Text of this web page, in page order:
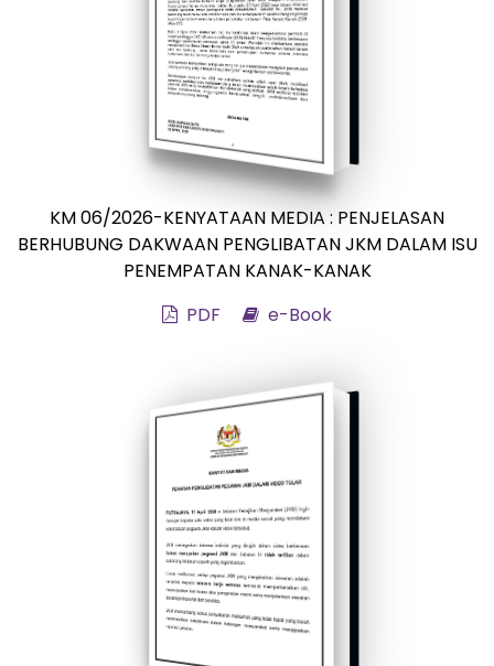
KM 06/2026-KENYATAAN MEDIA : PENJELASAN
BERHUBUNG DAKWAAN PENGLIBATAN JKM DALAM ISU
PENEMPATAN KANAK-KANAK
PDF
e-Book